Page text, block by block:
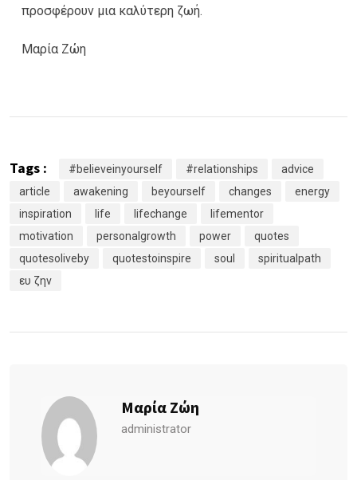
προσφέρουν μια καλύτερη ζωή.
Μαρία Ζώη
Tags : #believeinyourself #relationships
advice
article
awakening beyourself changes
energy
inspiration
life lifechange
lifementor
motivation
personalgrowth power
quotes
quotesoliveby
quotestoinspire soul
spiritualpath
ευ ζην
Μαρία Ζώη
administrator